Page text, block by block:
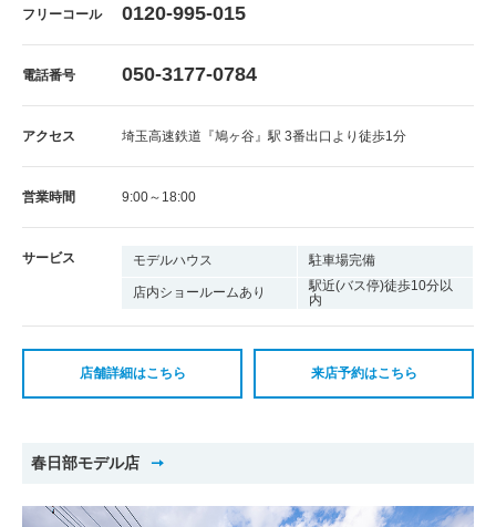
フリーコール 0120-995-015
電話番号 050-3177-0784
アクセス 埼玉高速鉄道『鳩ヶ谷』駅 3番出口より徒歩1分
営業時間 9:00～18:00
サービス モデルハウス 駐車場完備
店内ショールームあり
駅近(バス停)徒歩10分以
内
店舗詳細はこちら 来店予約はこちら
春日部モデル店